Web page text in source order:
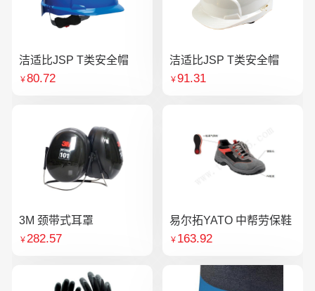
洁适比JSP T类安全帽
￥80.72
洁适比JSP T类安全帽
￥91.31
3M 颈带式耳罩
￥282.57
易尔拓YATO 中帮劳保鞋
￥ 163.92